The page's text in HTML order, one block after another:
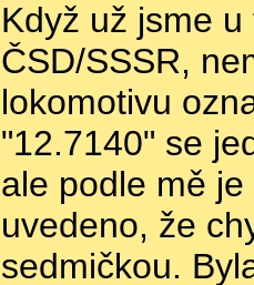
Když už jsme
ČSD/SSSR,
lokomotivu
"12.7140" se
ale podle mě
uvedeno, že
sedmičkou.